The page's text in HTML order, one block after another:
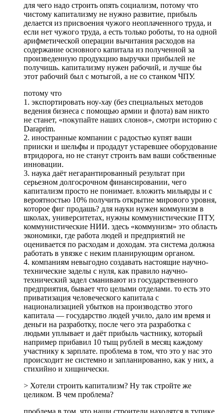
для чего надо строить опять социализм, потому что
чистому капитализму не нужно развитие, прибыль
делается из присвоения чужого неоплаченного труда, и
если нет чужого труда, а есть только роботы, то на одной
арифметической операции вычитания расходов на
содержание основного капитала из полученной за
произведенную продукцию выручки прибылей не
получишь. капитализму нужен рабочий, и лучше бы
этот рабочий был с мотыгой, а не со станком ЧПУ.
потому что
1. экспортировать ноу-хау (без специальных методов
ведения бизнеса с помощью армии и флота) вам никто
не станет, «покупайте наших слонов», смотри историю с
Daraprim.
2. иностранные компании с радостью купят ваши
прииски и шельфы и продадут устаревшее оборудование
втридорога, но не станут строить вам ваши собственные
инновации.
3. наука даёт негарантированный результат при
серьезном долгосрочном финансировании, чего
капитализм просто не понимает. вложить мильярды и с
вероятностью 10% получить открытие мирового уровня,
которое фиг продашь? для науки нужен коммунизм в
школах, университетах, нужны коммунистические ПТУ,
коммунистические НИИ. здесь «коммунизм» это область
экономики, где работа людей и предприятий не
оценивается по расходам и доходам. эта система должна
работать в увязке с неким планирующим органом.
4. компаниям невыгодно создавать настоящие научно-
технические заделы с нуля, как правило научно-
технический задел сманивают из государственного
предприятия, бывает что целыми отделами. то есть это
приватизация человеческого капитала с
национализацией убытков на производство этого
капитала — государство людей учило, дало им время и
деньги на разработку, после чего эта разработка с
людьми уплывает и даёт прибыль частнику, который
например прибавил 10 тыщ рублей в месяц каждому
участнику к зарплате. проблема в том, что это у нас это
происходит не системно и запланированно, как у них, а
стихийно и хищнически.
> Хотели строить капитализм? Ну так стройте же
целиком. В чем проблема?
проблема в том, что наши строители находятся в тупике.